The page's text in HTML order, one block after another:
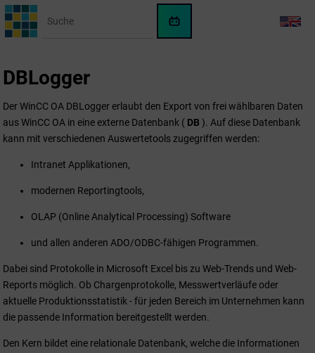
Springe zum Hauptinhalt
WinCC
OA
LANG
DBLogger
DerWinCC OA DBLogger erlaubt den Export von frei wählbaren Daten
ausWinCC OA in eine externe Datenbank ( DB ). Auf diese Datenbank
kann mit verschiedenen Auswertetools zugegriffen werden:
Intranet Applikationen,
modernen Reportingtools,
OLAP (Online Analytical Processing) Software
und allen anderen ADO/ODBC-fähigen Programmen.
Dabei sind Protokolle in Microsoft Excel bis zu Web-Trends und Web-
Reports möglich. Ob Chargenprotokolle, Messwertverläufe oder
aktuelle Produktionsstatistik - für jeden Bereich im Unternehmen kann
die passende Information bereitgestellt werden.
Den Kern bildet eine relationale Datenbank, welche die Informationen